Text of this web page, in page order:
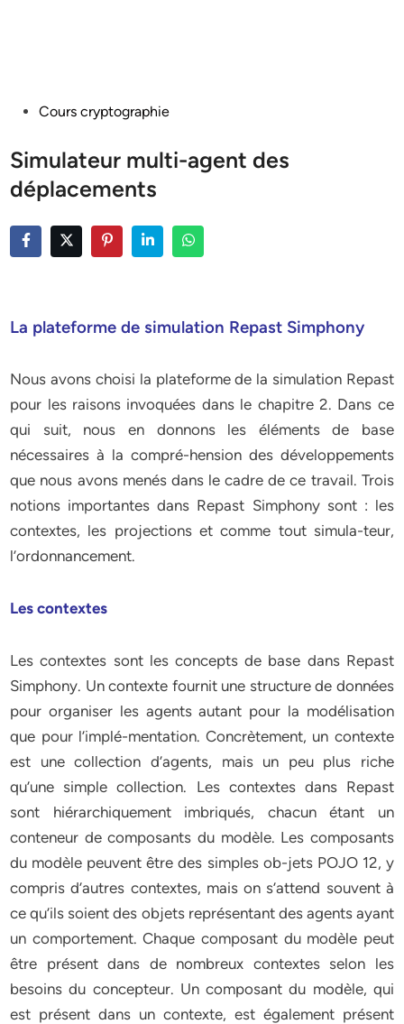
PostedCours cryptographie
Simulateur multi-agent des
déplacements
La plateforme de simulation Repast Simphony
Nous avons choisi la plateforme de la simulation Repast
pour les raisons invoquées dans le chapitre 2. Dans ce
qui suit, nous en donnons les éléments de base
nécessaires à la compré-hension des développements
que nous avons menés dans le cadre de ce travail. Trois
notions importantes dans Repast Simphony sont : les
contextes, les projections et comme tout simula-teur,
l’ordonnancement.
Les contextes
Les contextes sont les concepts de base dans Repast
Simphony. Un contexte fournit une structure de données
pour organiser les agents autant pour la modélisation
que pour l’implé-mentation. Concrètement, un contexte
est une collection d’agents, mais un peu plus riche
qu’une simple collection. Les contextes dans Repast
sont hiérarchiquement imbriqués, chacun étant un
conteneur de composants du modèle. Les composants
du modèle peuvent être des simples ob-jets POJO 12, y
compris d’autres contextes, mais on s’attend souvent à
ce qu’ils soient des objets représentant des agents ayant
un comportement. Chaque composant du modèle peut
être présent dans de nombreux contextes selon les
besoins du concepteur. Un composant du modèle, qui
est présent dans un contexte, est également présent